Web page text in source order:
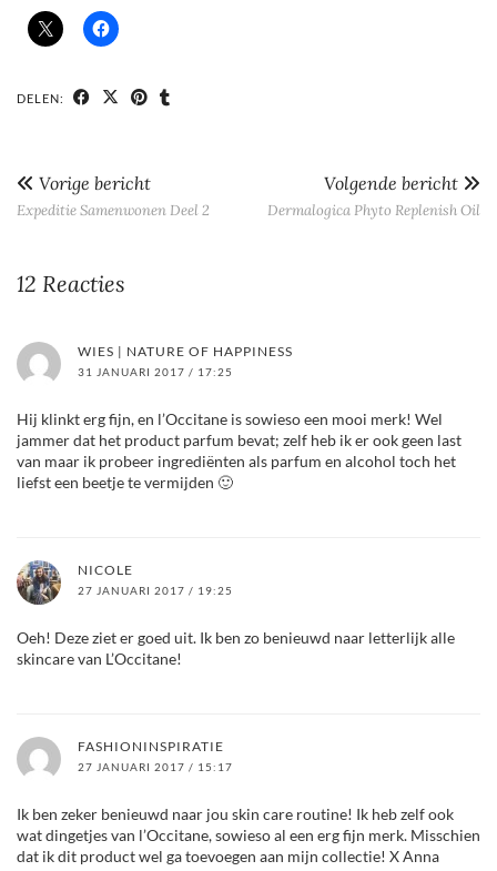
DELEN:
Vorige bericht
Expeditie Samenwonen Deel 2
Volgende bericht
Dermalogica Phyto Replenish Oil
12 Reacties
WIES | NATURE OF HAPPINESS
31 JANUARI 2017 / 17:25
Hij klinkt erg fijn, en l’Occitane is sowieso een mooi merk! Wel
jammer dat het product parfum bevat; zelf heb ik er ook geen last
van maar ik probeer ingrediënten als parfum en alcohol toch het
liefst een beetje te vermijden 🙂
NICOLE
27 JANUARI 2017 / 19:25
Oeh! Deze ziet er goed uit. Ik ben zo benieuwd naar letterlijk alle
skincare van L’Occitane!
FASHIONINSPIRATIE
27 JANUARI 2017 / 15:17
Ik ben zeker benieuwd naar jou skin care routine! Ik heb zelf ook
wat dingetjes van l’Occitane, sowieso al een erg fijn merk. Misschien
dat ik dit product wel ga toevoegen aan mijn collectie! X Anna